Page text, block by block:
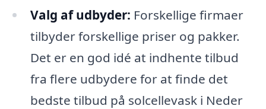
Valg af udbyder: Forskellige firmaer
tilbyder forskellige priser og pakker.
Det er en god idé at indhente tilbud
fra flere udbydere for at finde det
bedste tilbud på solcellevask i Neder